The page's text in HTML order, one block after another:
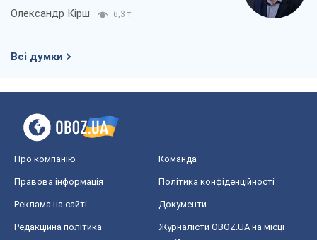
Олександр Кірш 6,3 т.
Всі думки
Про компанію Команда
Правова інформація Політика конфіденційності
Реклама на сайті Документи
Редакційна політика
Журналісти OBOZ.UA на місці